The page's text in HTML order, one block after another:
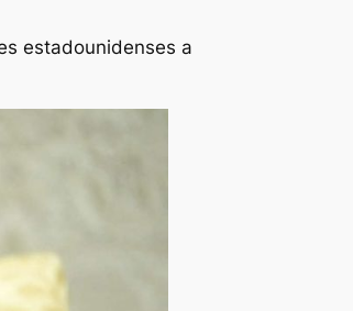
estadounidenses a